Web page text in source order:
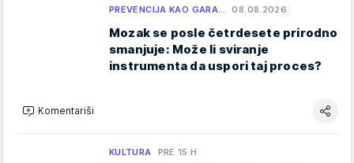
PREVENCIJA KAO GARA… 08.08.2026.
Mozak se posle četrdesete prirodno
smanjuje: Može li sviranje
instrumenta da uspori taj proces?
Komentariši
KULTURA PRE 15 H